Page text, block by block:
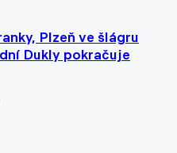
Plzeň ve šlágru
Dukly pokračuje